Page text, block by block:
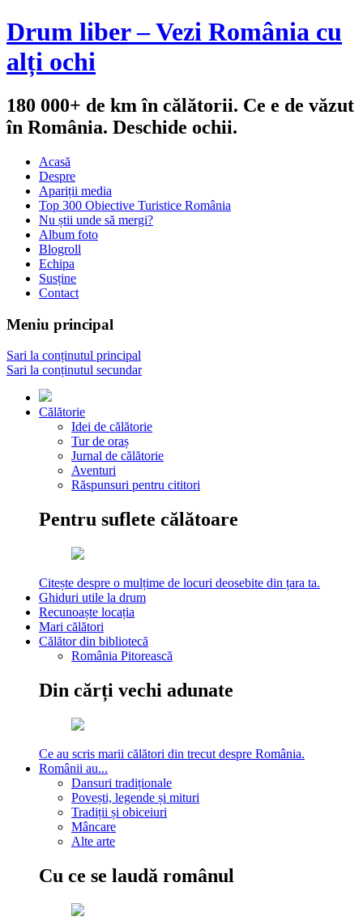
Drum liber – Vezi România cu
alți ochi
180 000+ de km în călătorii. Ce e de văzut
în România. Deschide ochii.
Acasă
Despre
Apariții media
Top 300 Obiective Turistice România
Nu știi unde să mergi?
Album foto
Blogroll
Echipa
Susține
Contact
Meniu principal
Sari la conținutul principal
Sari la conținutul secundar
Călătorie
Idei de călătorie
Tur de oraș
Jurnal de călătorie
Aventuri
Răspunsuri pentru cititori
Pentru suflete călătoare
Citește despre o mulțime de locuri deosebite din țara ta.
Ghiduri utile la drum
Recunoaște locația
Mari călători
Călător din bibliotecă
România Pitorească
Din cărți vechi adunate
Ce au scris marii călători din trecut despre România.
Românii au...
Dansuri tradiționale
Povești, legende și mituri
Tradiții și obiceiuri
Mâncare
Alte arte
Cu ce se laudă românul